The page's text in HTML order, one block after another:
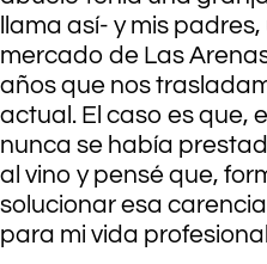
llama así- y mis
mercado de Las
años que nos
actual. El caso es que,
nunca se había
al vino y pensé que,
solucionar esa
para mi vida